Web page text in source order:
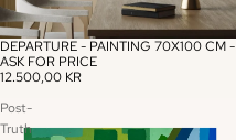
DEPARTURE - PAINTING 70X100 CM -
ASK FOR PRICE
12.500,00 KR
Post-
Truth